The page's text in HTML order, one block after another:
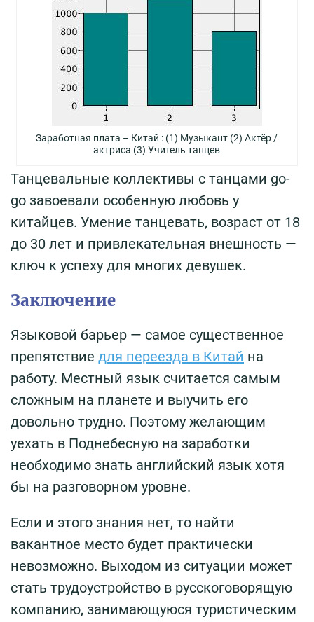
Заработная плата – Китай : (1) Музыкант (2) Актёр /
актриса (3) Учитель танцев
Танцевальные коллективы с танцами go-
go завоевали особенную любовь у
китайцев. Умение танцевать, возраст от 18
до 30 лет и привлекательная внешность —
ключ к успеху для многих девушек.
Заключение
Языковой барьер — самое существенное
препятствие для переезда в Китай на
работу. Местный язык считается самым
сложным на планете и выучить его
довольно трудно. Поэтому желающим
уехать в Поднебесную на заработки
необходимо знать английский язык хотя
бы на разговорном уровне.
Если и этого знания нет, то найти
вакантное место будет практически
невозможно. Выходом из ситуации может
стать трудоустройство в русскоговорящую
компанию, занимающуюся туристическим